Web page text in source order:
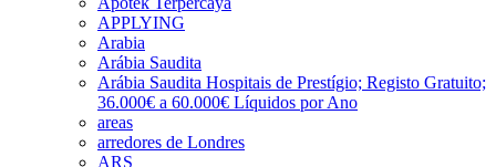
APPLYING
Arabia
Arábia Saudita
Arábia Saudita Hospitais de Prestígio; Registo Gratuito;
36.000€ a 60.000€ Líquidos por Ano
areas
arredores de Londres
ARS